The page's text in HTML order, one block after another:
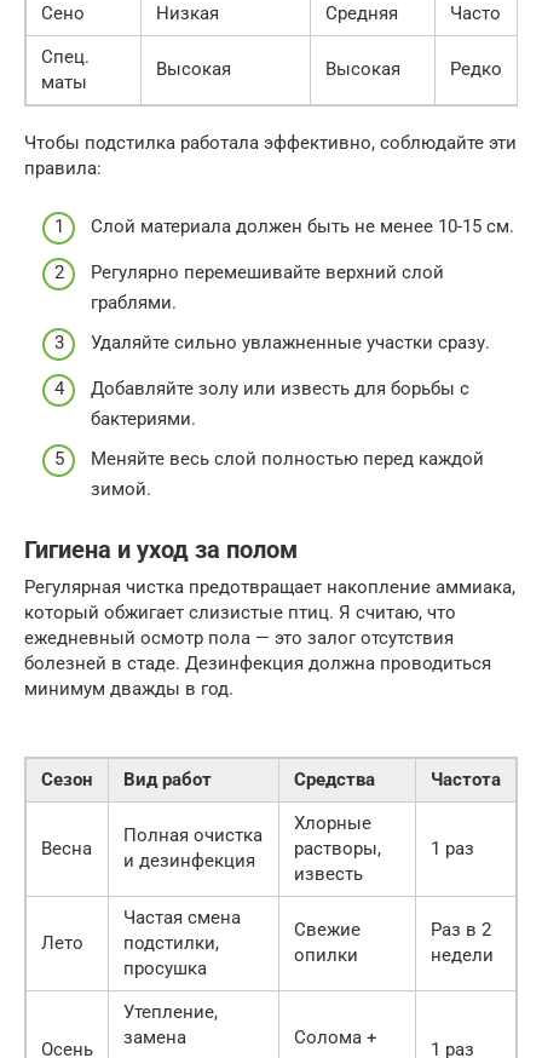
Сено
Низкая Средняя
Часто
Спец.
маты
Высокая Высокая Редко
Чтобы подстилка работала эффективно, соблюдайте эти
правила:
Слой материала должен быть не менее 10-15 см.
Регулярно перемешивайте верхний слой
граблями.
Удаляйте сильно увлажненные участки сразу.
Добавляйте золу или известь для борьбы с
бактериями.
Меняйте весь слой полностью перед каждой
зимой.
Гигиена и уход за полом
Регулярная чистка предотвращает накопление аммиака,
который обжигает слизистые птиц. Я считаю, что
ежедневный осмотр пола — это залог отсутствия
болезней в стаде. Дезинфекция должна проводиться
минимум дважды в год.
Сезон Вид работ Средства Частота
Весна
Полная очистка
и дезинфекция
Хлорные
растворы,
известь
1 раз
Лето
Частая смена
подстилки,
просушка
Свежие
опилки
Раз в 2
недели
Осень
Утепление,
замена
Солома +
1 раз